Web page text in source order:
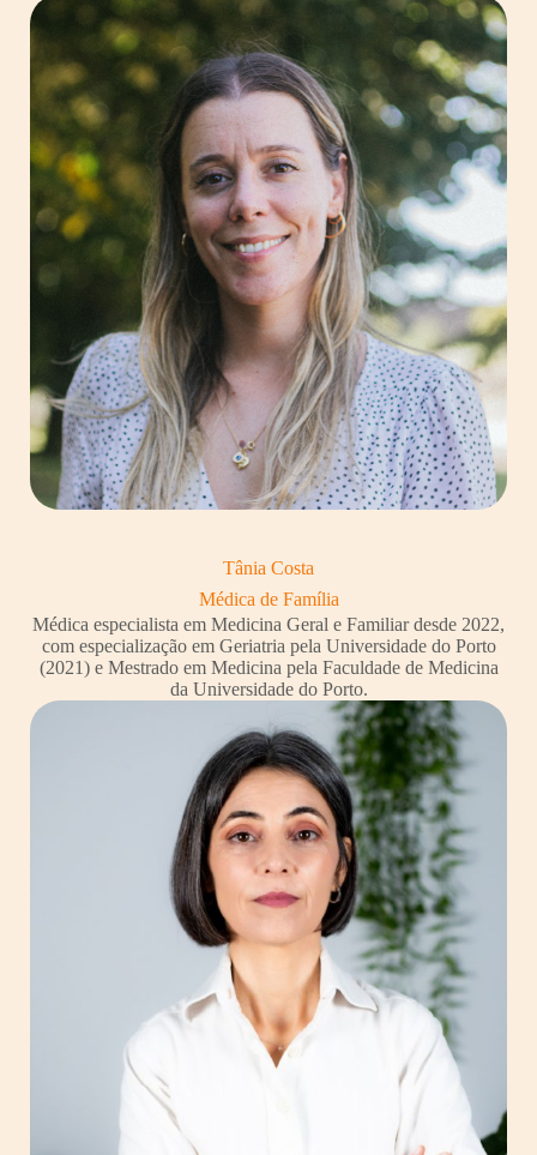
Tânia Costa
Médica de Família
Médica especialista em Medicina Geral e Familiar desde 2022,
com especialização em Geriatria pela Universidade do Porto
(2021) e Mestrado em Medicina pela Faculdade de Medicina
da Universidade do Porto.